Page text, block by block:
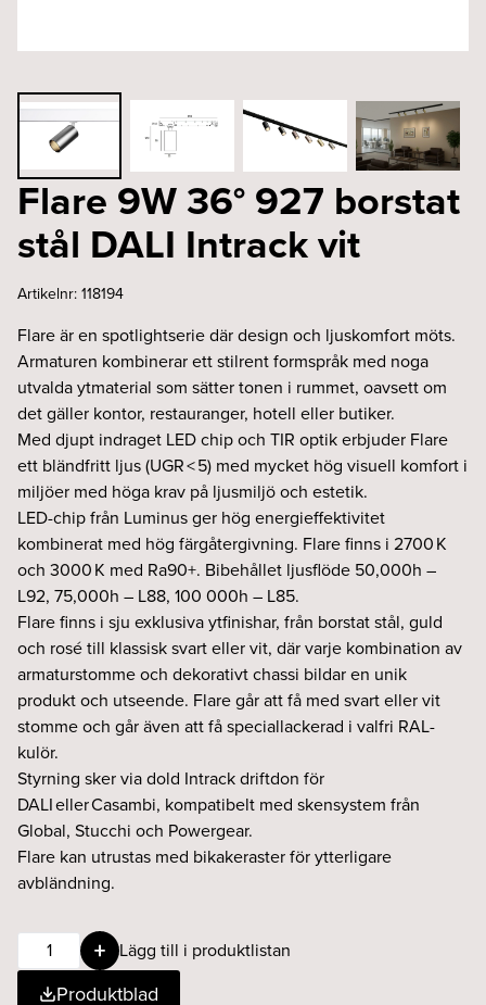
Flare 9W 36° 927 borstat
stål DALI Intrack vit
Artikelnr:118194
Flare är en spotlightserie där design och ljuskomfort möts.
Armaturen kombinerar ett stilrent formspråk med noga
utvalda ytmaterial som sätter tonen i rummet, oavsett om
det gäller kontor, restauranger, hotell eller butiker.
Med djupt indraget LED chip och TIR optik erbjuder Flare
ett bländfritt ljus (UGR < 5) med mycket hög visuell komfort i
miljöer med höga krav på ljusmiljö och estetik.
LED-chip från Luminus ger hög energieffektivitet
kombinerat med hög färgåtergivning. Flare finns i 2700 K
och 3000 K med Ra90+. Bibehållet ljusflöde 50,000h –
L92, 75,000h – L88, 100 000h – L85.
Flare finns i sju exklusiva ytfinishar, från borstat stål, guld
och rosé till klassisk svart eller vit, där varje kombination av
armaturstomme och dekorativt chassi bildar en unik
produkt och utseende. Flare går att få med svart eller vit
stomme och går även att få speciallackerad i valfri RAL-
kulör.
Styrning sker via dold Intrack driftdon för
DALI eller Casambi, kompatibelt med skensystem från
Global, Stucchi och Powergear.
Flare kan utrustas med bikakeraster för ytterligare
avbländning.
Flare
9W
36°
Lägg till i produktlistan
Produktblad